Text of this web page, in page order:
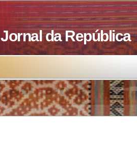
Jornal da República